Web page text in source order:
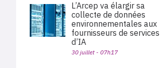
L’Arcep va élargir sa
collecte de données
environnementales aux
fournisseurs de services
d’IA
30 juillet - 07h17